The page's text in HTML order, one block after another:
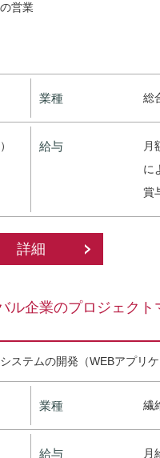
営業
業種 総
給与
月
に
賞
詳細
ル企業のプロジェクト
ステムの開発（WEBアプリ
業種 繊
給与
月